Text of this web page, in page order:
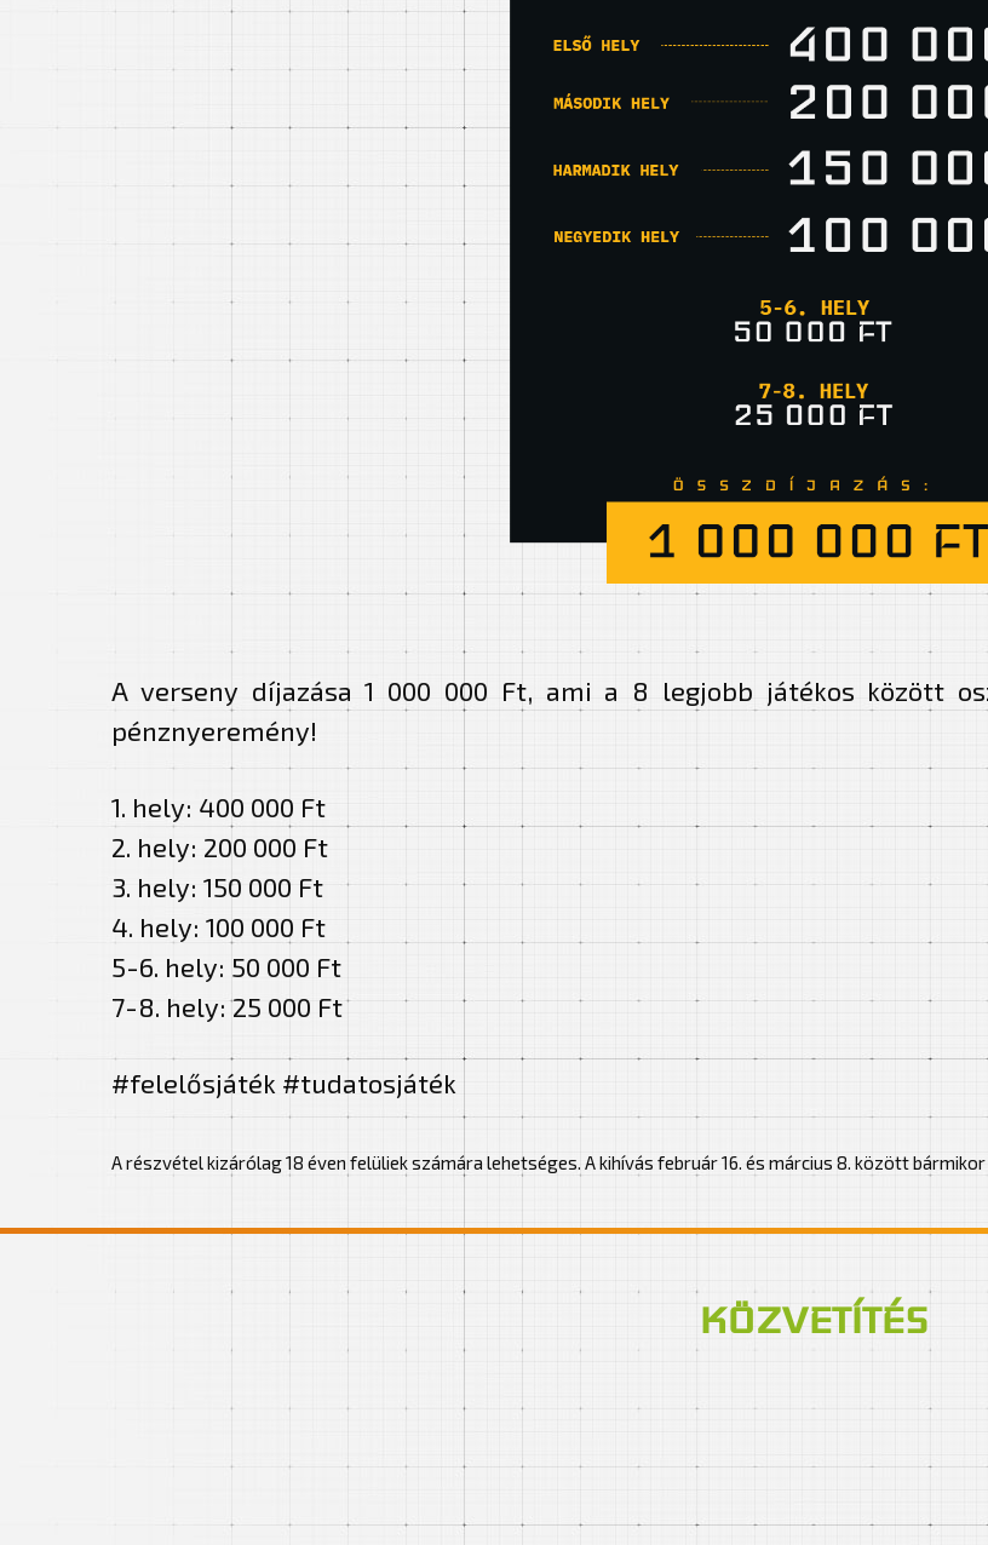
A verseny díjazása 1 000 000 Ft, ami a 8 legjobb játékos között
pénznyeremény!
1. hely: 400 000 Ft
2. hely: 200 000 Ft
3. hely: 150 000 Ft
4. hely: 100 000 Ft
5-6. hely: 50 000 Ft
7-8. hely: 25 000 Ft
#felelősjáték #tudatosjáték
A részvétel kizárólag 18 éven felüliek számára lehetséges. A kihívás február 16. és március 8. között
KÖZVETÍTÉS